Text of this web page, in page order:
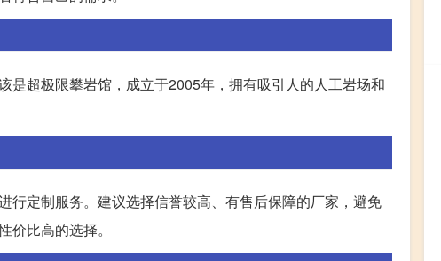
是超极限攀岩馆，成立于2005年，拥有吸引人的人工岩场和
行定制服务。建议选择信誉较高、有售后保障的厂家，避免
比高的选择。